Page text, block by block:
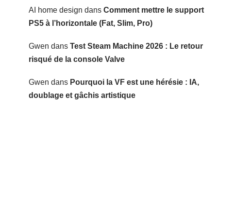
AI home design dans Comment mettre le support
PS5 à l’horizontale (Fat, Slim, Pro)
Gwen dans Test Steam Machine 2026 : Le retour
risqué de la console Valve
Gwen dans Pourquoi la VF est une hérésie : IA,
doublage et gâchis artistique